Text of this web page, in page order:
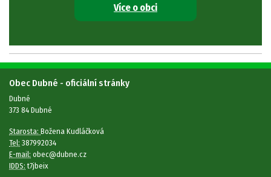
Více o obci
Obec Dubné - oficiální stránky
Dubné
373 84 Dubné
Starosta: Božena Kudláčková
Tel: 387992034
E-mail: obec@dubne.cz
IDDS: t7jbeix